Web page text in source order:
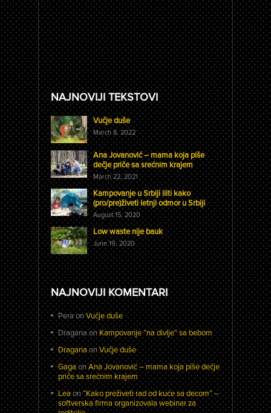
NAJNOVIJI TEKSTOVI
Vučje duše
March 8, 2022
Ana Jovanović – mama koja piše
dečje priče sa srećnim krajem
March 22, 2021
Kampovanje u Srbiji iliti kako
(pro/pre)živeti letnji odmor u Srbiji
August 15, 2020
Low waste nije bauk
June 19, 2020
NAJNOVIJI KOMENTARI
PeraonVučje duše
DraganaonKampovanje “na divlje” sa bebom
DraganaonVučje duše
GagaonAna Jovanović – mama koja piše dečje
priče sa srećnim krajem
Leaon“Kako preživeti rad od kuće sa decom” –
softverska firma organizovala webinar za